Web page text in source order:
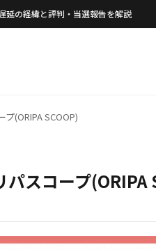
延の経緯と評判・当選報告を解説
(ORIPA SCOOP)
パスコープ(ORIPA